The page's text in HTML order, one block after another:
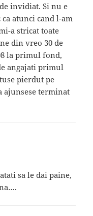
invidiat. Si nu e
atunci cand l-am
a stricat toate
din vreo 30 de
la primul fond,
angajati primul
pierdut pe
ajunsese terminat
sa le dai paine,